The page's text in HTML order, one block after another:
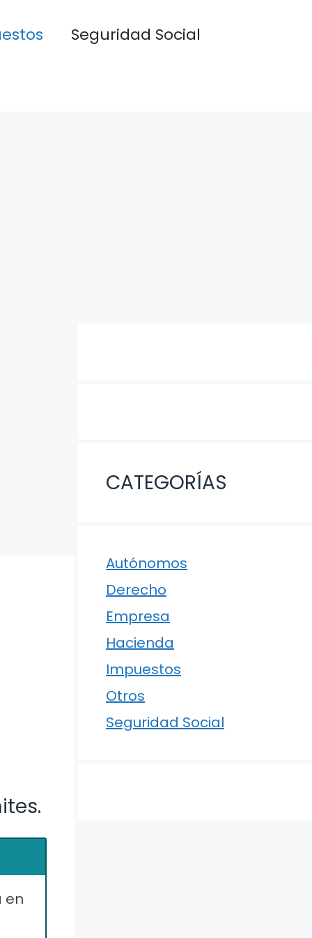
Seguridad Social
en
CATEGORÍAS
Autónomos
Derecho
Empresa
Hacienda
Impuestos
Otros
Seguridad Social